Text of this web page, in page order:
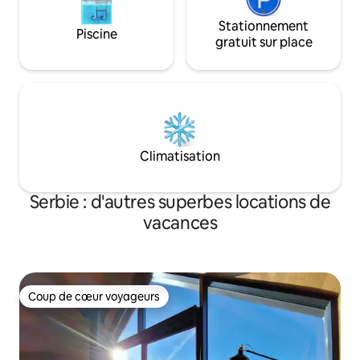
Piscine
Stationnement
gratuit sur place
Climatisation
Serbie : d'autres superbes locations de
vacances
Coup de cœur voyageurs
Coup de cœur voyageurs